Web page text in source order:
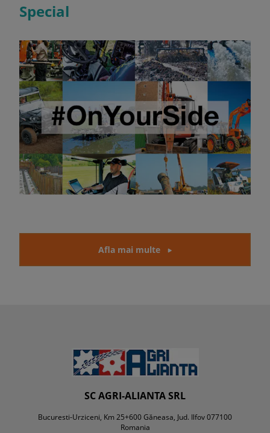
Special
Afla mai multe
SC AGRI-ALIANTA SRL
Bucuresti-Urziceni, Km 25+600 Găneasa, Jud. Ilfov 077100
Romania